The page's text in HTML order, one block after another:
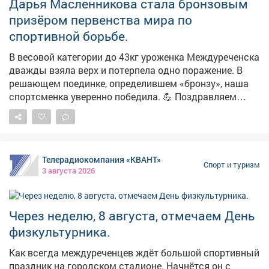
самосовершенствованию. Присоединяйтесь и вы к
движению ГТО в городе Новокузнецке!
Дарья Масленникова стала бронзовым
призёром первенства мира по
спортивной борьбе.
В весовой категории до 43кг уроженка Междуреченска
дважды взяла верх и потерпела одно поражение. В
решающем поединке, определившем «бронзу», наша
спортсменка уверенно победила. 💪 Поздравляем
Дарью от имени всех междуреченцев, так держать!
Телерадиокомпания «КВАНТ»
3 августа 2026
Спорт и туризм
Через неделю, 8 августа, отмечаем День
физкультурника.
Как всегда междуреченцев ждёт большой спортивный
праздник на городском стадионе. Начнётся он с